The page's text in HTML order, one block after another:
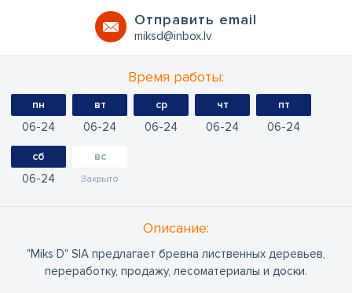
Oтправить email
miksd@inbox.lv
Время работы:
пн
06 24
вт
06 24
ср
06 24
чт
06 24
пт
06 24
сб
06 24
вс
Закрыто
Oписание:
"Miks D" SIA предлагает бревна лиственных деревьев,
переработку, продажу, лесоматериалы и доски.